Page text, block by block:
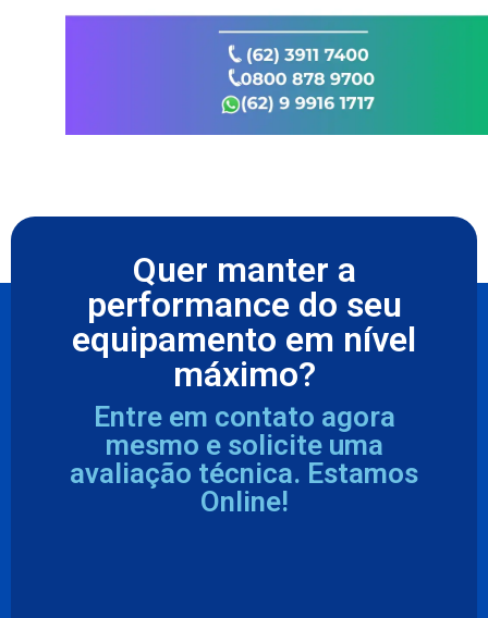
Quer manter a
performance do seu
equipamento em nível
máximo?
Entre em contato agora
mesmo e solicite uma
avaliação técnica. Estamos
Online!